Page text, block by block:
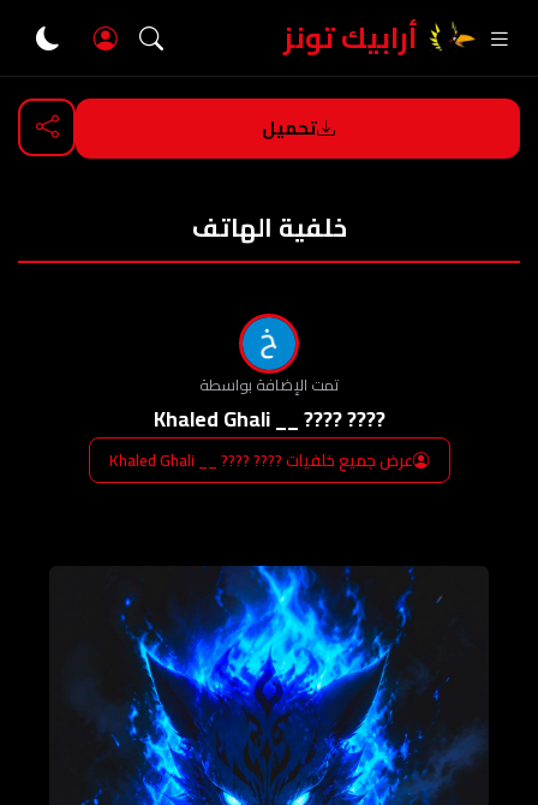
أرابيك تونز
تحميل
خلفية الهاتف
تمت الإضافة بواسطة
???? ???? __ Khaled Ghali
عرض جميع خلفيات ???? ???? __ Khaled Ghali